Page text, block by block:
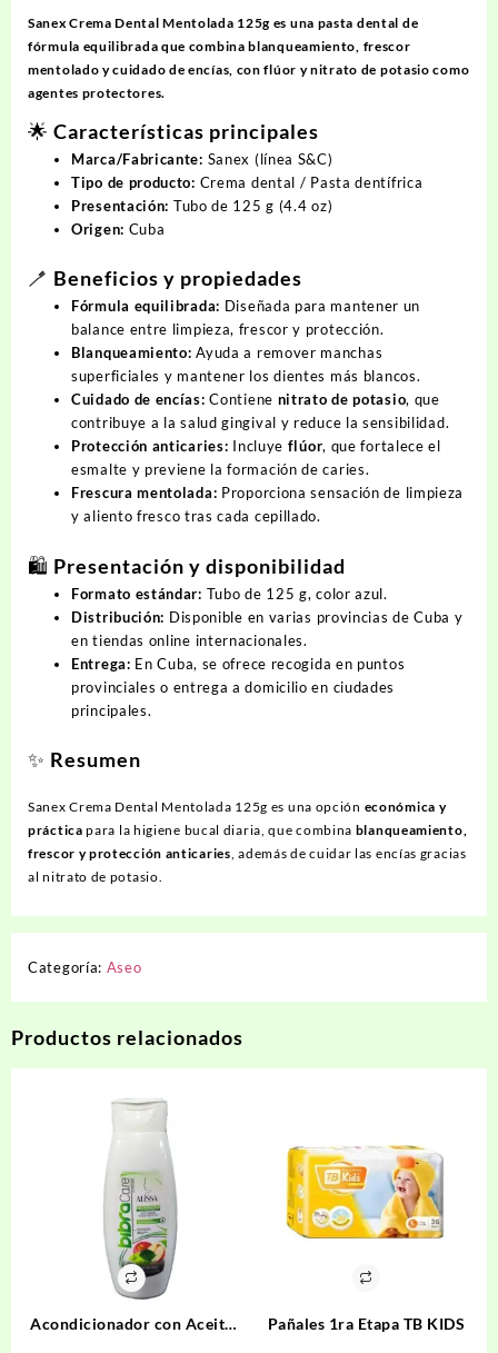
Sanex Crema Dental Mentolada 125g es una pasta dental de
fórmula equilibrada que combina blanqueamiento, frescor
mentolado y cuidado de encías, con flúor y nitrato de potasio como
agentes protectores.
🌟 Características principales
Marca/Fabricante: Sanex (línea S&C)
Tipo de producto: Crema dental / Pasta dentífrica
Presentación: Tubo de 125 g (4.4 oz)
Origen: Cuba
🪥 Beneficios y propiedades
Fórmula equilibrada: Diseñada para mantener un
balance entre limpieza, frescor y protección.
Blanqueamiento: Ayuda a remover manchas
superficiales y mantener los dientes más blancos.
Cuidado de encías: Contiene nitrato de potasio, que
contribuye a la salud gingival y reduce la sensibilidad.
Protección anticaries: Incluye flúor, que fortalece el
esmalte y previene la formación de caries.
Frescura mentolada: Proporciona sensación de limpieza
y aliento fresco tras cada cepillado.
🛍️ Presentación y disponibilidad
Formato estándar: Tubo de 125 g, color azul.
Distribución: Disponible en varias provincias de Cuba y
en tiendas online internacionales.
Entrega: En Cuba, se ofrece recogida en puntos
provinciales o entrega a domicilio en ciudades
principales.
✨ Resumen
Sanex Crema Dental Mentolada 125g es una opción económica y
práctica para la higiene bucal diaria, que combina blanqueamiento,
frescor y protección anticaries, además de cuidar las encías gracias
al nitrato de potasio.
Categoría: Aseo
Productos relacionados
Acondicionador con Aceite
Pañales 1ra Etapa TB KIDS